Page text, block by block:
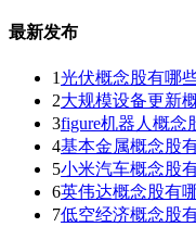
最新发布
1光伏概念股有哪
2大规模设备更新
3figure机器人概念
4基本金属概念股
5小米汽车概念股
6英伟达概念股有
7低空经济概念股